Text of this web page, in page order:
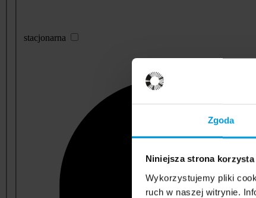
Zgoda
Niniejsza strona
Wykorzystujemy pliki
ruch w naszej witrynie.
stacjonarna